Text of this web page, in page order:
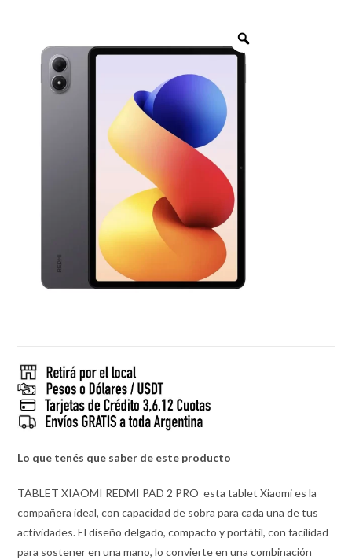
Lo que tenés que saber de este producto
TABLET XIAOMI REDMI PAD 2 PRO esta tablet Xiaomi es la
compañera ideal, con capacidad de sobra para cada una de tus
actividades. El diseño delgado, compacto y portátil, con facilidad
para sostener en una mano, lo convierte en una combinación